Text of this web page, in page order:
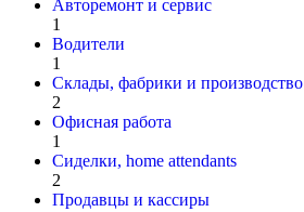
Авторемонт и cервис
1
Водители
1
Склады, фабрики и производство
2
Офисная работа
1
Сиделки, home attendants
2
Продавцы и кассиры